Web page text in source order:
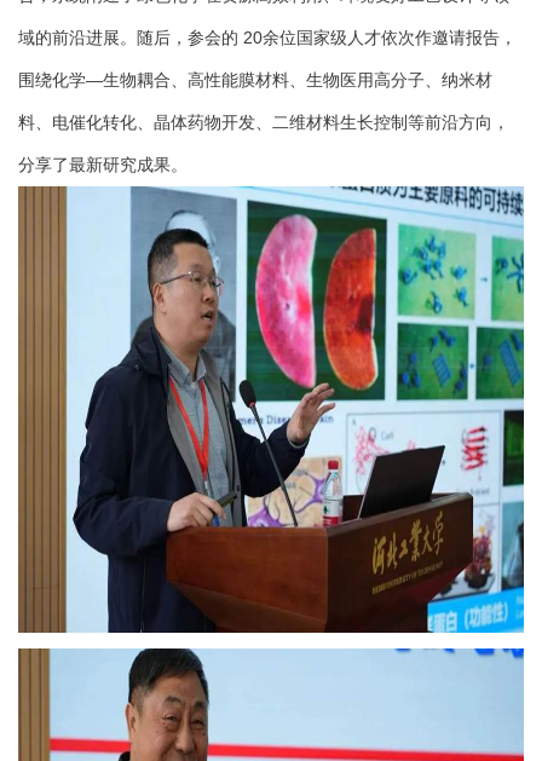
域的前沿进展。随后，参会的 20余位国家级人才依次作邀请报告，
围绕化学—生物耦合、高性能膜材料、生物医用高分子、纳米材
料、电催化转化、晶体药物开发、二维材料生长控制等前沿方向，
分享了最新研究成果。